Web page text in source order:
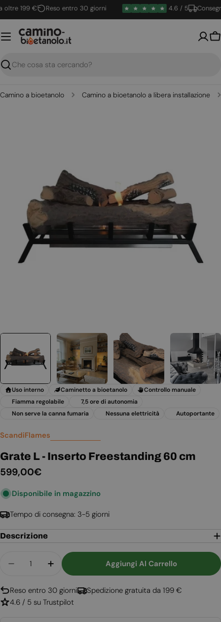
Vai
al
contenuto
199 € Reso entro 30 giorni 4.6 / 5 Consegna
Ricerca
Camino a bioetanolo Camino a bioetanolo a libera installazione
supporto 0 in modalità modale
Uso interno Caminetto a bioetanolo
Controllo manuale
Fiamma regolabile
7,5 ore di autonomia
Non serve la canna fumaria
Nessuna elettricità Autoportante
ScandiFlames
Grate L - Inserto Freestanding 60 cm
Prezzo
599,00€
Disponibile in magazzino
Tempo di consegna: 3-5 giorni
Descrizione
Diminuisci La Quantità
Aggiungi Al Carrello
Reso entro 30 giorni
Spedizione gratuita da 199 €
4.6 / 5 su Trustpilot